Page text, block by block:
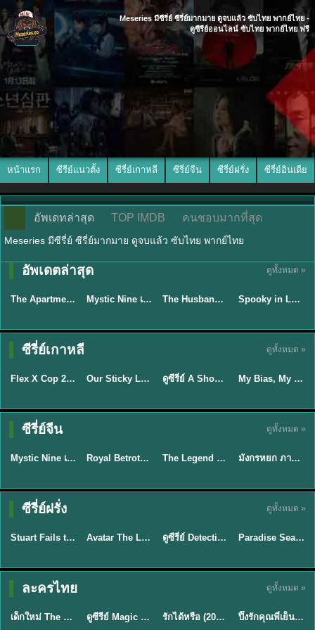
Meseries มีซีรี่ย์ ซีรี่ย์มากมาย ดูจบแล้ว ซับไทย พากย์ไทย -
ดูซีรีย์ออนไลน์ ซับไทย พากย์ไทย ฟรี
หน้าแรก ซีรีย์แนวตั้ง ซีรี่ย์เกาหลี ซีรี่ย์จีน ซีรี่ย์ฝรั่ง ซีรี่ย์อินเดีย
อัพเดทล่าสุด TOP IMDB คนชอบมากที่สุด
Meseries มีซีรี่ย์ ซีรี่ย์มากมาย ดูจบแล้ว ซับไทย พากย์ไทย
อัพเดตล่าสุด ดูทั้งหมด »
★5.3
พากย์ไทย
The Apartment Job (2026) ท่านประธานกำมะลอ พากย์ไทย ซับไทย EP1-12 ★9
พากย์ไทย/ซับ
Mystic Nine เก้าสกุล (2026) พากย์ไทย ซับไทย EP.1-30 ★8 The Husband (2026) คืนล่าก่อนหย่า พากย์ไทย EP1-12 (จบ)
ซับไทย
Spooky in Love (2026) สะดุดรักกุ๊กกุ๊กกู๋ พากย์ไทย ซับไทย EP1-12
ซีรี่ย์เกาหลี ดูทั้งหมด »
★8
ซับไทย
Flex X Cop 2 คุณชายสายสืบ ซีซั่น 2 (2026) พากย์ไทย ซับไทย EP.1-14 ★6 Our Sticky Love รักติดหนึบ (2026) พากย์ไทย ซับไทย EP.1-12 ★8 EP.16ดูซีรี่ย์ A Shop for Killers 2 ร้านลับนักฆ่า ซีซัน 2 (2026) ซับไทย-พากย์ไทย
ซับไทย
My Bias, My Boss เมื่อเมนฉันเป็นประธานบริษัท (2026) พากย์ไทย ซับไทย EP.1-12
ซีรี่ย์จีน ดูทั้งหมด »
★9
พากย์ไทย/ซับ
ไทย
Mystic Nine เก้าสกุล (2026) พากย์ไทย ซับไทย EP.1-30 ★9 Royal Betrothal (2026) สัญญาวิวาห์แห่งราชวงศ์ พากย์ไทย ซับไทย EP1-32 ★8.5 The Legend of ShenLi ปฐพีไร้พ่าย (2024) พากย์ไทย ซับไทย EP.1-39 ★8
พากย์ไทย
มังกรหยก ภาคมารบูรพาและพิษประจิม Duel on Mount Hua พากย์ไทย
ซีรี่ย์ฝรั่ง ดูทั้งหมด »
★9.3
พากย์ไทย
Stuart Fails to Save the Universe สจ๊วตล่มแผนกู้จักรวาล (2026) พากย์ไทย ซับไทย EP.1-10 ★7.8 EP.7Avatar The Last Airbender 2 เณรน้อยเจ้าอภินิหาร พากย์ไทย EP.9ดูซีรี่ย์ Detective Hole (2026) พากย์ไทย HD ฟรี อัปเดตล่าสุด Netflix EP.8
พากย์ไทย
Paradise Season 2 (2026) พากย์ไทย EP1-8 ดูซีรี่ย์ฝรั่ง HD ครบทุกตอน
ละครไทย ดูทั้งหมด »
★ 8 EP.6
พากย์ไทย
เด็กใหม่ The Reset 2026 EP1-6 พากย์ไทย ดูซีรี่ย์ Netflix ล่าสุด HD ดูซีรีย์ Magic Move (2026) ทำนายทายรัก Thai EP.1-10 HD รักได้หรือ (2026) YOUNG Let's Begin Again พากย์ไทย EP.1-19 ★8
พากย์ไทย
ปิ๊งรักคุณพี่เย็นชา (2026) Frozen Valentine EP.1-10 (จบ)